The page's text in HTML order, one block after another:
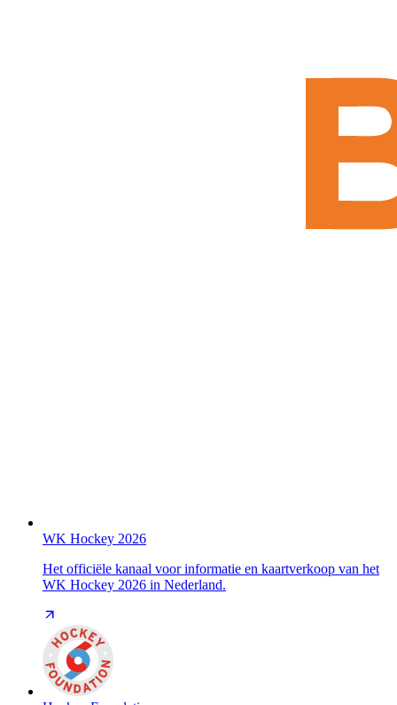
WK Hockey 2026
Het officiële kanaal voor informatie en kaartverkoop van het
WK Hockey 2026 in Nederland.